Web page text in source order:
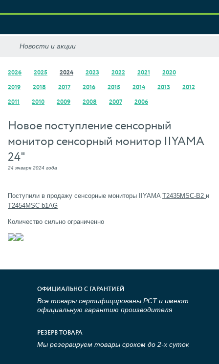
2026 2025 2024 2023 2022 2021 2020
2019 2018 2017 2016 2015 2014 2013 2012
2011 2010 2009 2008 2007 2006
Новое поступление сенсорный
монитор сенсорный монитор IIYAMA
24"
24 января 2024 года
Поступили в продажу сенсорные мониторы IIYAMA T2435MSC-B2 и
T2454MSC-b1AG
Количество сильно ограниченно
ОФИЦИАЛЬНО С ГАРАНТИЕЙ
Все товары сертифицированы РСТ и имеют
официальную гарантию производителя
РЕЗЕРВ ТОВАРА
Мы резервируем товары сроком до 2-х суток